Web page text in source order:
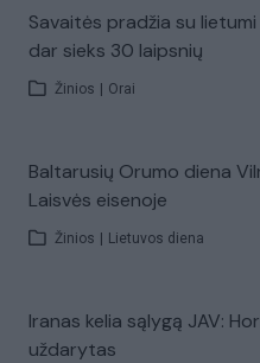
Savaitės pradžia su
dar sieks 30 laipsnių
Žinios Orai
Baltarusių Orumo diena
Laisvės eisenoje
Žinios Lietuvos diena
Iranas kelia sąlygą JAV:
uždarytas